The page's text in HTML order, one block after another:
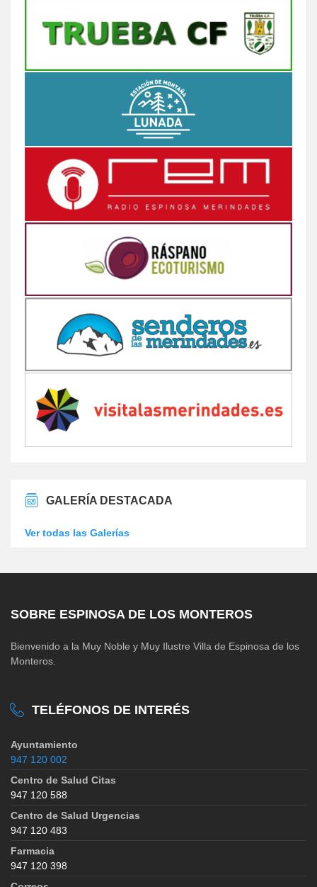
GALERÍA DESTACADA
Ver todas las Galerías
SOBRE ESPINOSA DE LOS MONTEROS
Bienvenido a la Muy Noble y Muy Ilustre Villa de Espinosa de los
Monteros.
TELÉFONOS DE INTERÉS
Ayuntamiento
947 120 002
Centro de Salud Citas
947 120 588
Centro de Salud Urgencias
947 120 483
Farmacia
947 120 398